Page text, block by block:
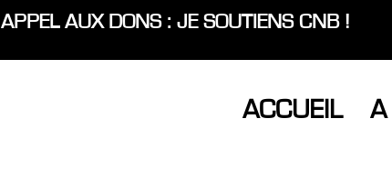
APPEL AUX DONS : JE SOUTIENS CNB !
ACCUEIL A